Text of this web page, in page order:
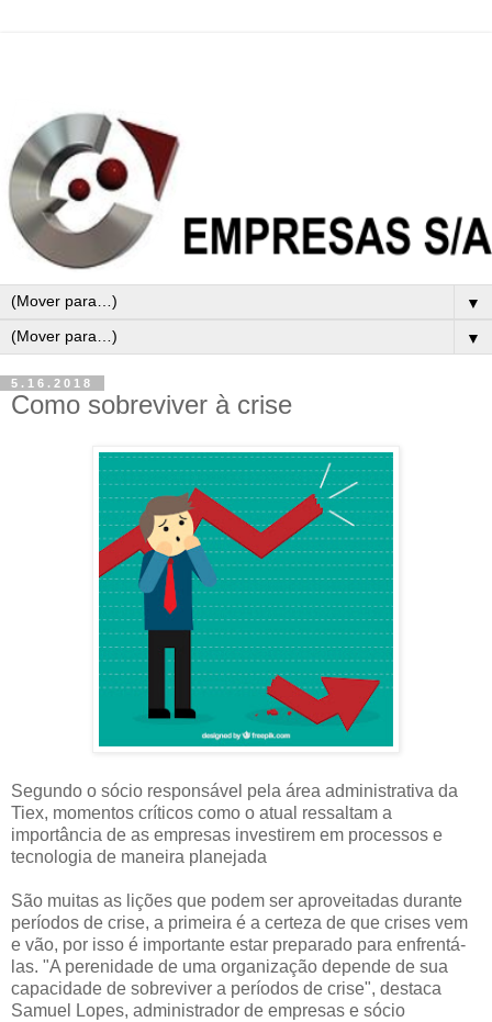
▼
▼
5.16.2018
Como sobreviver à crise
Segundo o sócio responsável pela área administrativa da
Tiex, momentos críticos como o atual ressaltam a
importância de as empresas investirem em processos e
tecnologia de maneira planejada
São muitas as lições que podem ser aproveitadas durante
períodos de crise, a primeira é a certeza de que crises vem
e vão, por isso é importante estar preparado para enfrentá-
las. "A perenidade de uma organização depende de sua
capacidade de sobreviver a períodos de crise", destaca
Samuel Lopes, administrador de empresas e sócio